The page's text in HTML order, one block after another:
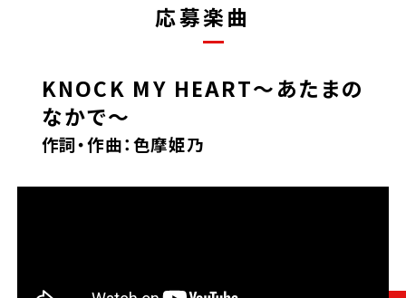
応募楽曲
KNOCK MY HEART〜あたまの
なかで〜
作詞・作曲：色摩姫乃